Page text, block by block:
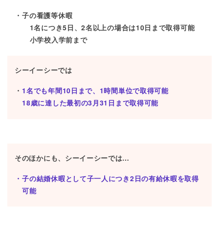
子の看護等休暇
1名につき5日、2名以上の場合は10日まで取得可能
小学校入学前まで
シーイーシーでは
1名でも年間10日まで、1時間単位で取得可能
18歳に達した最初の3月31日まで取得可能
そのほかにも、シーイーシーでは…
子の結婚休暇として子一人につき2日の有給休暇を取得
可能